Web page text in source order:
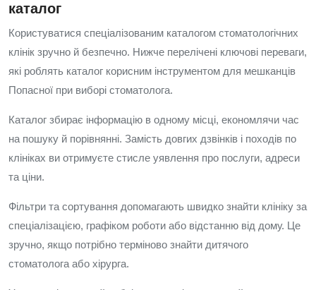
каталог
Користуватися спеціалізованим каталогом стоматологічних
клінік зручно й безпечно. Нижче перелічені ключові переваги,
які роблять каталог корисним інструментом для мешканців
Попасної при виборі стоматолога.
Каталог збирає інформацію в одному місці, економлячи час
на пошуку й порівнянні. Замість довгих дзвінків і походів по
клініках ви отримуєте стисле уявлення про послуги, адреси
та ціни.
Фільтри та сортування допомагають швидко знайти клініку за
спеціалізацією, графіком роботи або відстанню від дому. Це
зручно, якщо потрібно терміново знайти дитячого
стоматолога або хірурга.